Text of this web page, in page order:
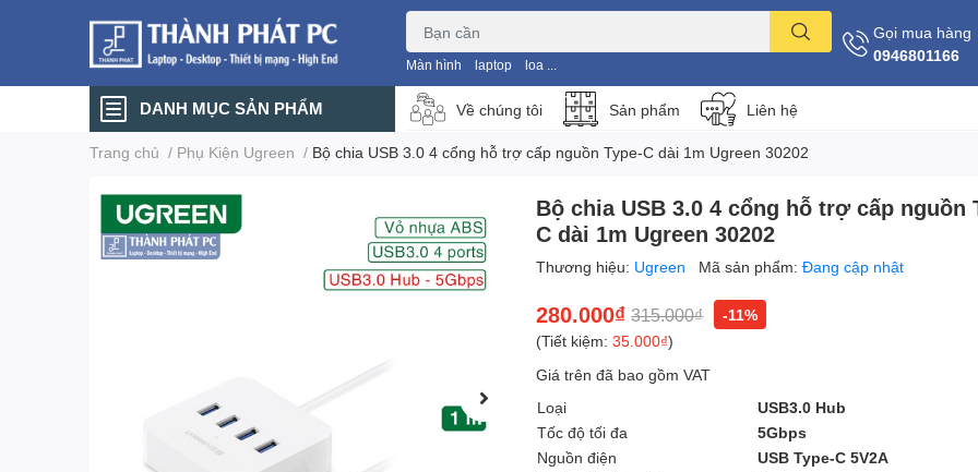
Màn hình laptop loa ...
Gọi mua hàng
0946801166
DANH MỤC SẢN PHẨM Về chúng tôi Sản phẩm Liên hệ
Trang chủ / Phụ Kiện Ugreen / Bộ chia USB 3.0 4 cổng hỗ trợ cấp nguồn Type-C dài 1m Ugreen 30202
Bộ chia USB 3.0 4 cổng hỗ trợ cấp nguồn
C dài 1m Ugreen 30202
Thương hiệu: Ugreen Mã sản phẩm:Đang cập nhật
280.000₫ 315.000₫
-11%
(Tiết kiệm:35.000₫)
Giá trên đã bao gồm VAT
Loại
USB3.0 Hub
Tốc độ tối đa
5Gbps
Nguồn điện
USB Type-C 5V2A